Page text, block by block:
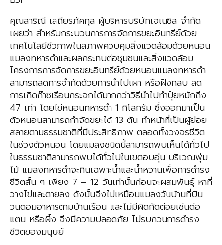
คุณสาริณี เสถียรภัคกุล ผู้บริหารบริษัทเจเนซิส จำกัด
เผยว่า สำหรับกระบวนการการจัดการขยะอินทรีย์ด้วย
เทคโนโลยีชีวภาพในสภาพควบคุมสิ่งแวดล้อมด้วยหนอน
แมลงทหารดำและผลกระทบต่อชุมชนและสิ่งแวดล้อม
โครงการการจัดการขยะอินทรีย์ด้วยหนอนแมลงทหารดำ
สามารถลดการจำกัดด้วยการนำไปเผา หรือฝังกลบ ลด
การเกิดก๊าซเรือนกระจกได้มากกว่าวิธีนำไปทำปุ๋ยหมักถึง
47 เท่า โดยไข่หนอนทหารดำ 1 กิโลกรัม ซึ่งออกมาเป็น
ตัวหนอนสามารถกำจัดขยะได้ 13 ตัน ทำหน้าที่เป็นผู้ย่อย
สลายตามธรรมชาติที่มีประสิทธิภาพ ตลอดทั้งวงจรชีวิต
ในช่วงตัวหนอน โดยแมลงชนิดนี้สามารถพบเห็นได้ทั่วไป
ในธรรมชาติสามารถพบได้ทั่วไปในเขตอบอุ่น บริเวณพุ่ม
ไม้ แมลงทหารดำจะกินเฉพาะน้ำและน้ำหวานเพื่อการดำรง
ชีวิตสั้น ๆ เพียง 7 – 12 วันเท่านั้นก่อนจะผสมพันธุ์ หาที่
วางไข่และตายลง ดังนั้นจึงไม่เหมือนแมลงวันบ้านที่บิน
วนตอมอาหารตามบ้านเรือน และไม่มีผิดกัดต่อยเช่นต่อ
แตน หรือผึ้ง จึงมีความปลอดภัย ไม่รบกวนการดำรง
ชีวิตของมนุษย์